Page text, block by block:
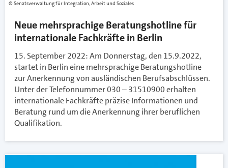
Senatsverwaltung für Integration, Arbeit und Soziales
Neue mehrsprachige Beratungshotline für
internationale Fachkräfte in Berlin
15. September 2022: Am Donnerstag, den 15.9.2022,
startet in Berlin eine mehrsprachige Beratungshotline
zur Anerkennung von ausländischen Berufsabschlüssen.
Unter der Telefonnummer 030 – 31510900 erhalten
internationale Fachkräfte präzise Informationen und
Beratung rund um die Anerkennung ihrer beruflichen
Qualifikation.